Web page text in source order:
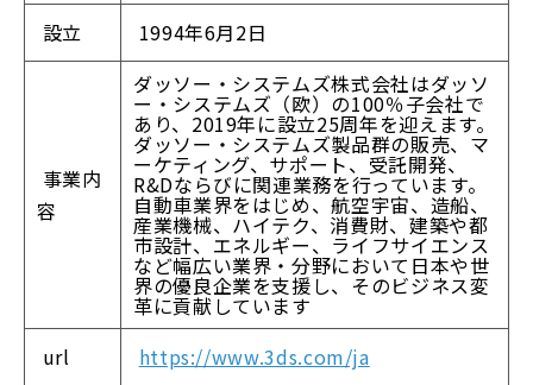
設立
1994年6月2日
事業内
容
ダッソー・システムズ株式会社はダッソ
ー・システムズ（欧）の100％子会社で
あり、2019年に設立25周年を迎えます。
ダッソー・システムズ製品群の販売、マ
ーケティング、サポート、受託開発、
R&Dならびに関連業務を行っています。
自動車業界をはじめ、航空宇宙、造船、
産業機械、ハイテク、消費財、建築や都
市設計、エネルギー、ライフサイエンス
など幅広い業界・分野において日本や世
界の優良企業を支援し、そのビジネス変
革に貢献しています
url
https://www.3ds.com/ja